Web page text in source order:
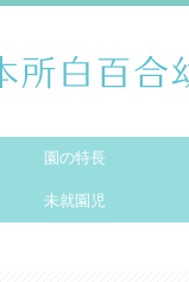
園の特長
未就園児